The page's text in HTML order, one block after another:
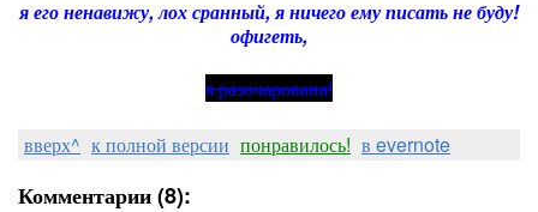
я его ненавижу, лох сранный, я ничего ему писать небуду!
офигеть,
я разочарована!
вверх^ к полной версии понравилось! в evernote
Комментарии (8):